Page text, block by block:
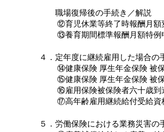
職場復帰後の手続き／解説
⑫育児休業等終了時報酬月額
⑬養育期間標準報酬月額特例申
４．定年度に継続雇用した場合の
⑭健康保険 厚生年金保険 被保険
⑮健康保険 厚生年金保険 被保険
⑯雇用保険被保険者六十歳到達
⑰高年齢雇用継続給付受給資格
５．労働保険における業務災害の